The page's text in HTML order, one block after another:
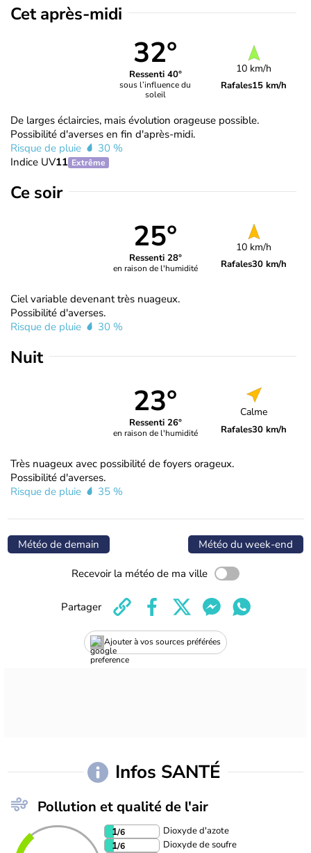
Cet après-midi
32°
Ressenti 40°
sous l’influence du
soleil
10 km/h
Rafales15 km/h
De larges éclaircies, mais évolution orageuse possible.
Possibilité d'averses en fin d'après-midi.
Risque de pluie
30 %
Indice UV11 Extrême
Ce soir
25°
Ressenti 28°
en raison de l'humidité
10 km/h
Rafales30 km/h
Ciel variable devenant très nuageux.
Possibilité d'averses.
Risque de pluie
30 %
Nuit
23°
Ressenti 26°
en raison de l'humidité
Calme
Rafales30 km/h
Très nuageux avec possibilité de foyers orageux.
Possibilité d'averses.
Risque de pluie
35 %
Météo de demain Météo du week-end
Recevoir la météo de ma ville
Ajouter à vos sources préférées
Partager
Infos SANTÉ
Pollution et qualité de l'air
1/6 Dioxyde d'azote
1/6 Dioxyde de soufre